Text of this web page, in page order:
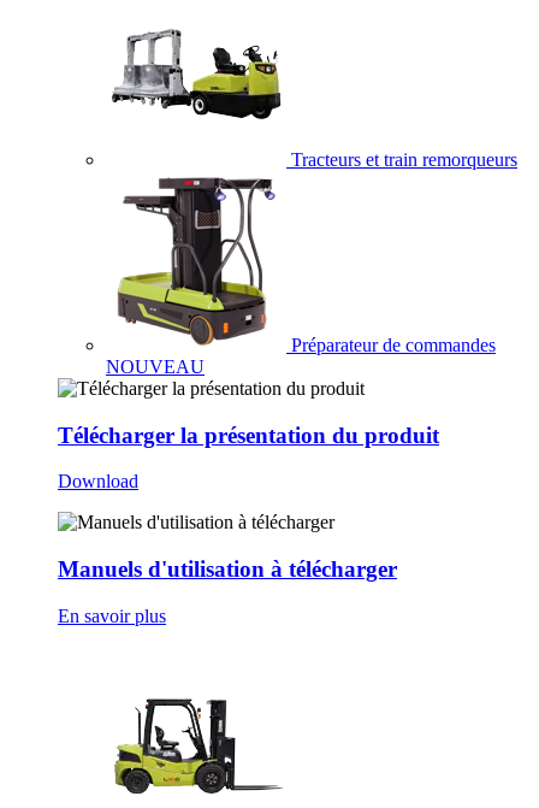
Tracteurs et train remorqueurs
Préparateur de commandes
NOUVEAU
Télécharger la présentation du produit
Download
Manuels d'utilisation à télécharger
En savoir plus